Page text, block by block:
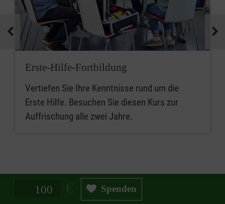
Erste-Hilfe-Fortbildung
Vertiefen Sie Ihre Kenntnisse rund um die
Erste Hilfe. Besuchen Sie diesen Kurs zur
Auffrischung alle zwei Jahre.
Spendenbetrag in Euro Spenden